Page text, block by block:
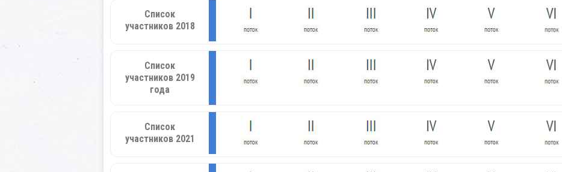
Список
участников 2018
Список
участников 2019
года
Список
участников 2021